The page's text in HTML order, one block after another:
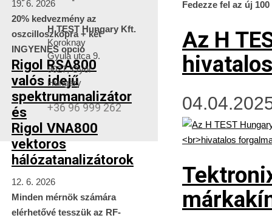
Fedezze fel az új
Az H
19. 6. 2026
20% kedvezmény az
oszcilloszkópra + két
INGYENES opció
Rigol RSA800
valós idejű
spektrumanalizátor
és
Rigol VNA800
vektoros
hálózatanalizátorok
12. 6. 2026
Minden mérnök számára
elérhetővé tesszük az RF-
H TEST Hungary Kft.
Koroknay
Gyula utca 9.
9027, Győr
Hungary
+36 96 999 262